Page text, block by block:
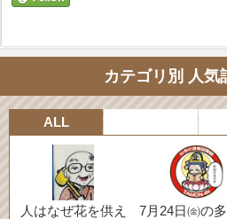
カテゴリ別 人気
ALL
人はなぜ花を供え
7月24日㈮の